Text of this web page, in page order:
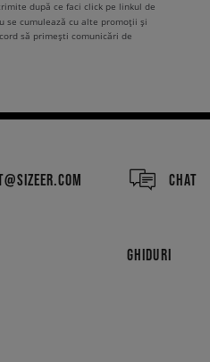
după ce faci click pe linkul de
se cumulează cu alte promoții și
să primești comunicări de
CHAT
GHIDURI